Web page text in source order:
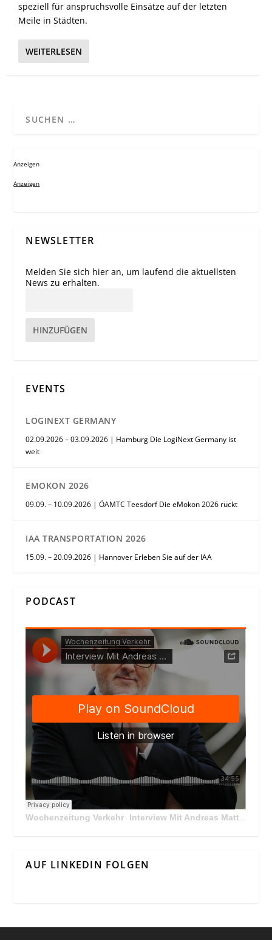
speziell für anspruchsvolle Einsätze auf der letzten
Meile in Städten.
WEITERLESEN
Anzeigen
Anzeigen
NEWSLETTER
Melden Sie sich hier an, um laufend die aktuellsten
News zu erhalten.
HINZUFÜGEN
EVENTS
LOGINEXT GERMANY
02.09.2026 – 03.09.2026 | Hamburg Die LogiNext Germany ist
weit
EMOKON 2026
09.09. – 10.09.2026 | ÖAMTC Teesdorf Die eMokon 2026 rückt
IAA TRANSPORTATION 2026
15.09. – 20.09.2026 | Hannover Erleben Sie auf der IAA
PODCAST
Wochenzeitung Verkehr · Interview Mit Andreas Matthä, CEO der ÖBB Holding
AUF LINKEDIN FOLGEN